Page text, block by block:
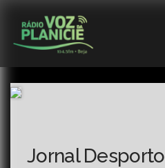
Jornal Desporto